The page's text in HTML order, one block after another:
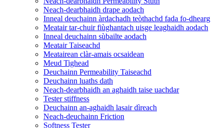
Neach-dearbhaidh drape aodach
Inneal deuchainn àrdachadh teòthachd fada fo-dhearg
Meatair tar-chuir fiùghantach uisge leaghaidh aodach
Inneal deuchainn sùbailte aodach
Meatair Taiseachd
Meatairean clàr-amais ocsaidean
Meud Tighead
Deuchainn Permeability Taiseachd
Deuchainn luaths dath
Neach-dearbhaidh an aghaidh taise uachdar
Tester stiffness
Deuchainn an-aghaidh lasair dìreach
Neach-deuchainn Friction
Softness Tester